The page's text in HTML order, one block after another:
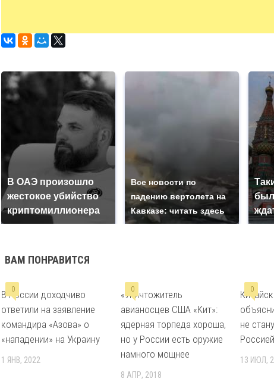
В ОАЭ произошло
жестокое убийство
криптомиллионера
Все новости по
падению вертолета на
Кавказе: читать здесь
ВАМ ПОНРАВИТСЯ
0
В России доходчиво
ответили на заявление
командира «Азова» о
«нападении» на Украину
1 ЯНВ, 2022
0
«Уничтожитель
авианосцев США «Кит»:
ядерная торпеда хороша,
но у России есть оружие
намного мощнее
8 АПР, 2018
0
не
Россией
13 ИЮЛ,